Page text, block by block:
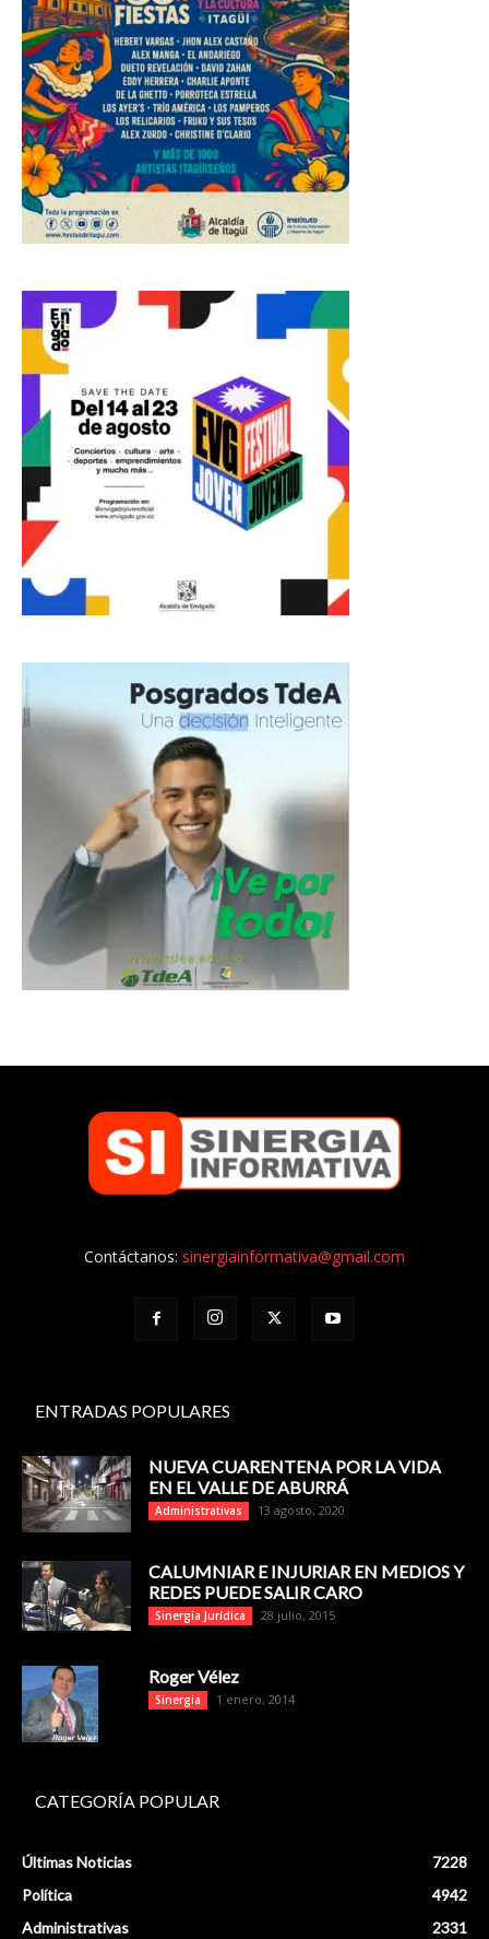
Contáctanos: sinergiainformativa@gmail.com
ENTRADAS POPULARES
NUEVA CUARENTENA POR LA VIDA
EN EL VALLE DE ABURRÁ
Administrativas 13 agosto, 2020
CALUMNIAR E INJURIAR EN MEDIOS Y
REDES PUEDE SALIR CARO
Sinergia Jurídica 28 julio, 2015
Roger Vélez
Sinergia 1 enero, 2014
CATEGORÍA POPULAR
Últimas Noticias
7228
Política
4942
Administrativas
2331